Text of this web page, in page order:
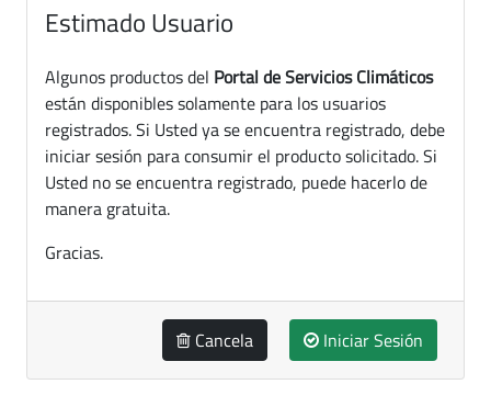
Estimado Usuario
Algunos productos del Portal de Servicios Climáticos
están disponibles solamente para los usuarios
registrados. Si Usted ya se encuentra registrado, debe
iniciar sesión para consumir el producto solicitado. Si
Usted no se encuentra registrado, puede hacerlo de
manera gratuita.
Gracias.
Cancela Iniciar Sesión